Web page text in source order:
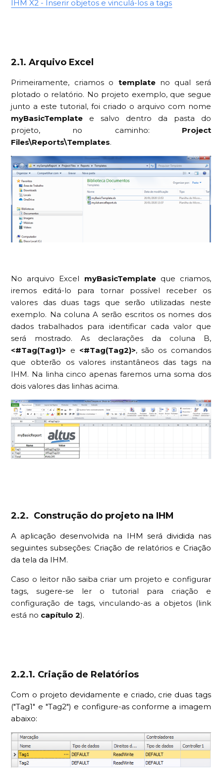
IHM X2 - Inserir objetos e vinculá-los a tags
2.1. Arquivo Excel
Primeiramente, criamos o templateno qual será
plotado o relatório. No projeto exemplo, que segue
junto a este tutorial, foi criado o arquivo com nome
myBasicTemplate e salvo dentro da pasta do
projeto, no caminho: Project
Files\Reports\Templates.
No arquivo Excel myBasicTemplateque criamos,
iremos editá-lo para tornar possível receber os
valores das duas tags que serão utilizadas neste
exemplo. Na coluna A serão escritos os nomes dos
dados trabalhados para identificar cada valor que
será mostrado. As declarações da coluna B,
<#Tag(Tag1)> e <#Tag(Tag2)>, são os comandos
que obterão os valores instantâneos das tags na
IHM. Na linha cinco apenas faremos uma soma dos
dois valores das linhas acima.
2.2. Construção do projeto na IHM
A aplicação desenvolvida na IHM será dividida nas
seguintes subseções: Criação de relatórios e Criação
da tela da IHM.
Caso o leitor não saiba criar um projeto e configurar
tags, sugere-se ler o tutorial para criação e
configuração de tags, vinculando-as a objetos (link
está no capítulo 2).
2.2.1. Criação de Relatórios
Com o projeto devidamente e criado, crie duas tags
("Tag1" e "Tag2") e configure-as conforme a imagem
abaixo: